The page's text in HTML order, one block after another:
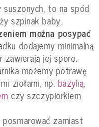
to na spód
szpinak baby.
można posypać
dodajemy minimalną
jej sporo.
możemy potrawę
ziołami, np. bazylią,
czy szczypiorkiem
zamiast